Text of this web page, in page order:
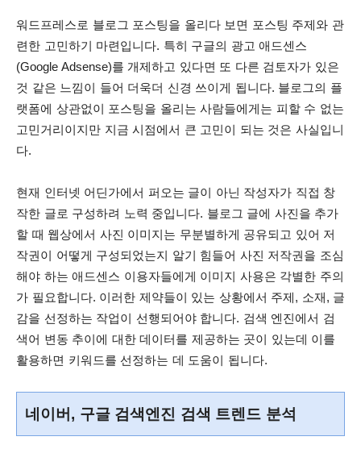
워드프레스로 블로그 포스팅을 올리다 보면 포스팅 주제와 관
련한 고민하기 마련입니다. 특히 구글의 광고 애드센스
(Google Adsense)를 개제하고 있다면 또 다른 검토자가 있은
것 같은 느낌이 들어 더욱더 신경 쓰이게 됩니다. 블로그의 플
랫폼에 상관없이 포스팅을 올리는 사람들에게는 피할 수 없는
고민거리이지만 지금 시점에서 큰 고민이 되는 것은 사실입니
다.
현재 인터넷 어딘가에서 퍼오는 글이 아닌 작성자가 직접 창
작한 글로 구성하려 노력 중입니다. 블로그 글에 사진을 추가
할 때 웹상에서 사진 이미지는 무분별하게 공유되고 있어 저
작권이 어떻게 구성되었는지 알기 힘들어 사진 저작권을 조심
해야 하는 애드센스 이용자들에게 이미지 사용은 각별한 주의
가 필요합니다. 이러한 제약들이 있는 상황에서 주제, 소재, 글
감을 선정하는 작업이 선행되어야 합니다. 검색 엔진에서 검
색어 변동 추이에 대한 데이터를 제공하는 곳이 있는데 이를
활용하면 키워드를 선정하는 데 도움이 됩니다.
네이버, 구글 검색엔진 검색 트렌드 분석